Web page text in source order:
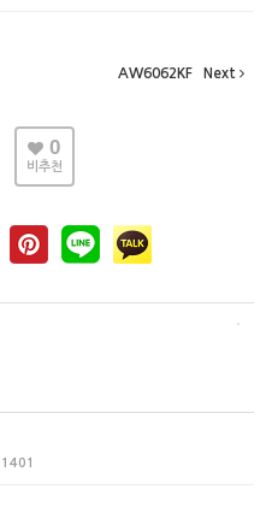
AW6062KF Next
0
비추천
1401